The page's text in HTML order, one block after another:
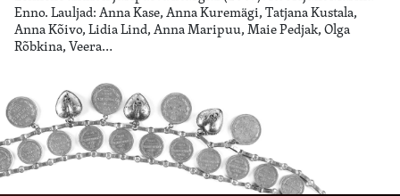
Enno. Lauljad: Anna Kase, Anna Kuremägi, Tatjana Kustala,
Anna Kõivo, Lidia Lind, Anna Maripuu, Maie Pedjak, Olga
Rõbkina, Veera…